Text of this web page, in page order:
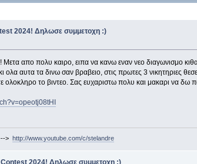
2024! Δηλωσε συμμετοχη :)
απο πολυ καιρο, ειπα να κανω εναν νεο διαγωνισμο
αυτα τα δινω σαν βραβειο, στις πρωτες 3 νικητηριες
ολοκληρο το βιντεο. Σας ευχαριστω πολυ και μακαρι να δω
> http://www.youtube.com/c/stelandre